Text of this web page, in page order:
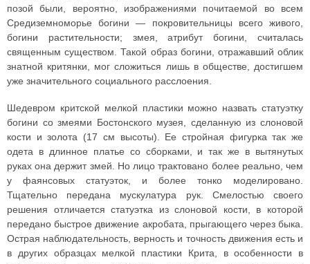
позой были, вероятно, изображениями почитаемой во всем
Средиземноморье богини — покровительницы всего живого,
богини растительности; змея, атрибут богини, считалась
священным существом. Такой образ богини, отражавший облик
знатной критянки, мог сложиться лишь в обществе, достигшем
уже значительного социального расслоения.
Шедевром критской мелкой пластики можно назвать статуэтку
богини со змеями Бостонского музея, сделанную из слоновой
кости и золота (17 см высоты). Ее стройная фигурка так же
одета в длинное платье со сборками, и так же в вытянутых
руках она держит змей. Но лицо трактовано более реально, чем
у фаянсовых статуэток, и более тонко моделировано.
Тщательно передана мускулатура рук. Смелостью своего
решения отличается статуэтка из слоновой кости, в которой
передано быстрое движение акробата, прыгающего через быка.
Острая наблюдательность, верность и точность движения есть и
в других образцах мелкой пластики Крита, в особенности в